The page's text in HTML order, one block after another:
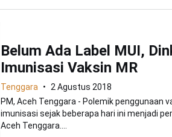
Belum Ada Label MUI,
Imunisasi Vaksin MR
Tenggara
2 Agustus 2018
PM, Aceh Tenggara - Polemik penggunaan
imunisasi sejak beberapa hari ini menjadi
Aceh Tenggara....